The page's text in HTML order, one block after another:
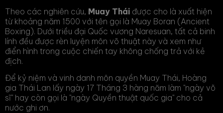
Theo các nghiên cứu, Muay Thái được cho là xuất hiện
từ khoảng năm 1500 với tên gọi là Muay Boran (Ancient
Boxing). Dưới triều đại Quốc vương Naresuan, tất cả binh
lính đều được rèn luyện môn võ thuật này và xem như
điển hình trong cuộc chiến tay không chống trả với kẻ
địch.
Để kỷ niệm và vinh danh môn quyền Muay Thái, Hoàng
gia Thái Lan lấy ngày 17 Tháng 3 hàng năm làm "ngày võ
sĩ" hay còn gọi là "ngày Quyền thuật quốc gia" cho cả
nước ghi ơn.